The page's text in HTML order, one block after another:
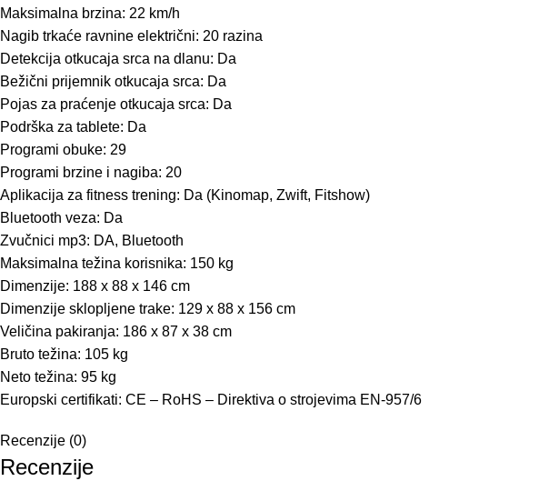
Maksimalna brzina: 22 km/h
Nagib trkaće ravnine električni: 20 razina
Detekcija otkucaja srca na dlanu: Da
Bežični prijemnik otkucaja srca: Da
Pojas za praćenje otkucaja srca: Da
Podrška za tablete: Da
Programi obuke: 29
Programi brzine i nagiba: 20
Aplikacija za fitness trening: Da (Kinomap, Zwift, Fitshow)
Bluetooth veza: Da
Zvučnici mp3: DA, Bluetooth
Maksimalna težina korisnika: 150 kg
Dimenzije: 188 x 88 x 146 cm
Dimenzije sklopljene trake: 129 x 88 x 156 cm
Veličina pakiranja: 186 x 87 x 38 cm
Bruto težina: 105 kg
Neto težina: 95 kg
Europski certifikati: CE – RoHS – Direktiva o strojevima EN-957/6
Recenzije (0)
Recenzije